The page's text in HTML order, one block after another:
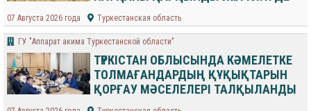
07 Августа 2026 года Туркестанская область
ГУ "Аппарат акима Туркестанской области"
ТҮРКІСТАН ОБЛЫСЫНДА КӘМЕЛЕТКЕ
ТОЛМАҒАНДАРДЫҢ ҚҰҚЫҚТАРЫН
ҚОРҒАУ МӘСЕЛЕЛЕРІ ТАЛҚЫЛАНДЫ